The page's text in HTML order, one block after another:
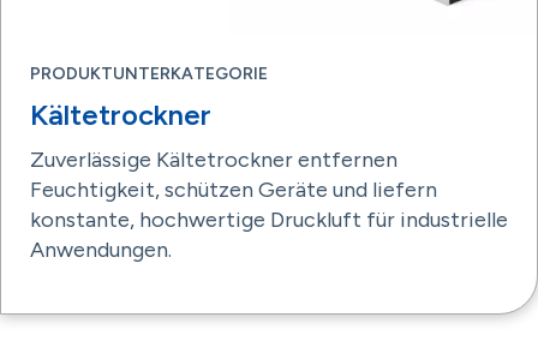
PRODUKTUNTERKATEGORIE
Kältetrockner
Zuverlässige Kältetrockner entfernen
Feuchtigkeit, schützen Geräte und liefern
konstante, hochwertige Druckluft für industrielle
Anwendungen.